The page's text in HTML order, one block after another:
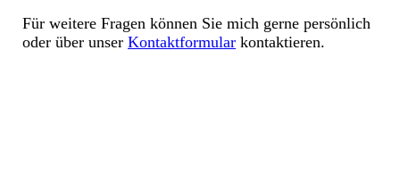
Für weitere Fragen können Sie mich gerne persönlich
oder über unser Kontaktformular kontaktieren.